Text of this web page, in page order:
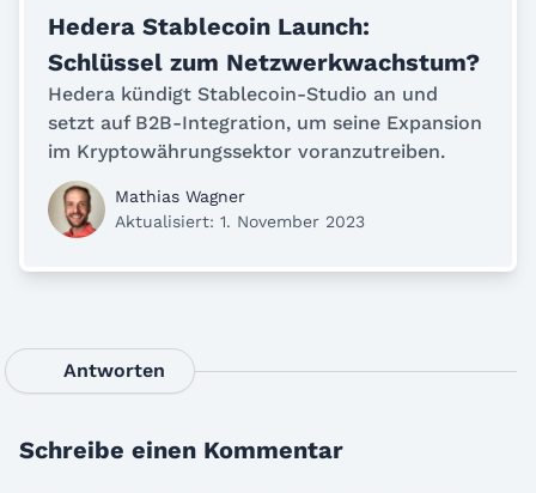
Hedera Stablecoin Launch:
Schlüssel zum Netzwerkwachstum?
Hedera kündigt Stablecoin-Studio an und
setzt auf B2B-Integration, um seine Expansion
im Kryptowährungssektor voranzutreiben.
Mathias Wagner
Aktualisiert: 1. November 2023
Antworten
Schreibe einen Kommentar